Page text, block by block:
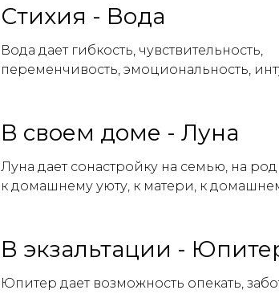
Стихия - Вода
Вода дает гибкость, чувствительность,
переменчивость, эмоциональность,
В своем доме - Луна
Луна дает сонастройку на семью, на
к домашнему уюту, к матери, к
В экзальтации -
Юпитер дает возможность опекать,